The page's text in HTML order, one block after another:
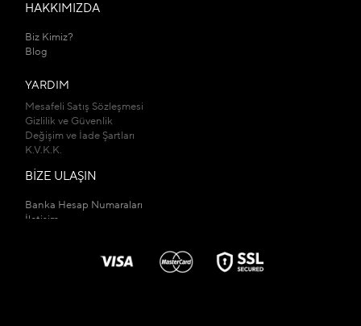
HAKKIMIZDA
Biz Kimiz?
Blog
YARDIM
Mesafeli Satış Sözleşmesi
Gizlilik ve Güvenlik
Değişim ve İade Şartları
K.V.K.K.
BİZE ULAŞIN
Banka Hesap Numaraları
İletişim